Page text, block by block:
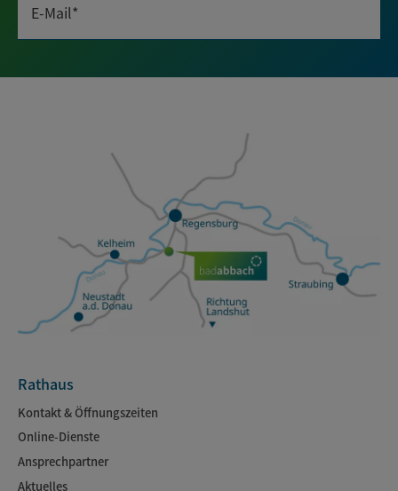
E-Mail*
Rathaus
Kontakt & Öffnungszeiten
Online-Dienste
Ansprechpartner
Aktuelles